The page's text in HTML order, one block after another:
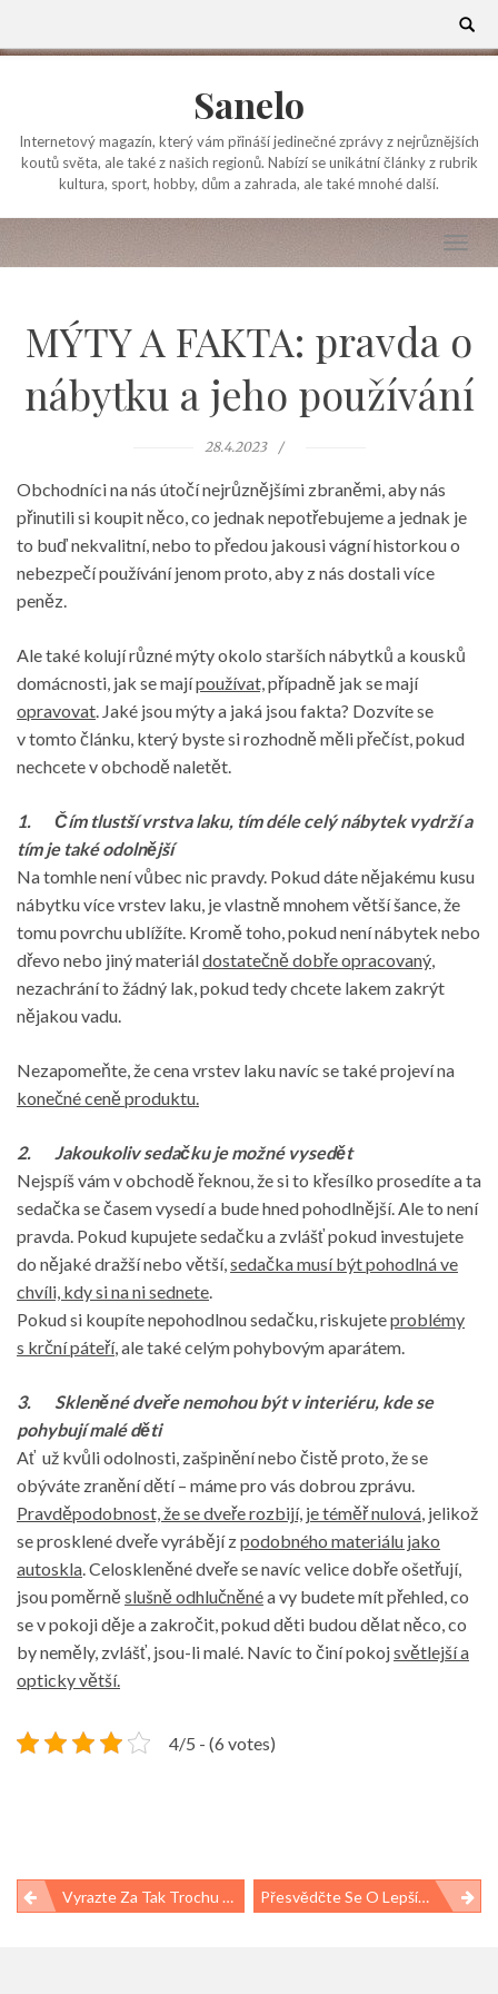
Search
Sanelo
Internetový magazín, který vám přináší jedinečné zprávy z nejrůznějších
koutů světa, ale také z našich regionů. Nabízí se unikátní články z rubrik
kultura, sport, hobby, dům a zahrada, ale také mnohé další.
MÝTY A FAKTA: pravda o
nábytku a jeho používání
28.4.2023
Obchodníci na nás útočí nejrůznějšími zbraněmi, aby nás
přinutili si koupit něco, co jednak nepotřebujeme a jednak je
to buď nekvalitní, nebo to předou jakousi vágní historkou o
nebezpečí používání jenom proto, aby z nás dostali více
peněz.
Ale také kolují různé mýty okolo starších nábytků a kousků
domácnosti, jak se majípoužívat, případně jak se mají
opravovat . Jaké jsou mýty a jaká jsou fakta? Dozvíte se
v tomto článku, který byste si rozhodně měli přečíst, pokud
nechcete v obchodě naletět.
1. Čím tlustší vrstva laku, tím déle celý nábytek vydrží a
tím je také odolnější
Na tomhle není vůbec nic pravdy. Pokud dáte nějakému kusu
nábytku více vrstev laku, je vlastně mnohem větší šance, že
tomu povrchu ublížíte. Kromě toho, pokud není nábytek nebo
dřevo nebo jiný materiáldostatečně dobře opracovaný
nezachrání to žádný lak, pokud tedy chcete lakem zakrýt
nějakou vadu.
Nezapomeňte, že cena vrstev laku navíc se také projeví na
konečné ceně produktu.
2.
Jakoukoliv sedačku je možné vysedět
Nejspíš vám v obchodě řeknou, že si to křesílko prosedíte a ta
sedačka se časem vysedí a bude hned pohodlnější. Ale to není
pravda. Pokud kupujete sedačku a zvlášť pokud investujete
do nějaké dražší nebo větší, sedačka musí být pohodlná ve
chvíli, kdy si na ni sednete
Pokud si koupíte nepohodlnou sedačku, riskujeteproblémy
s krční páteří, ale také celým pohybovým aparátem.
3. Skleněné dveře nemohou být v interiéru, kde se
pohybují malé děti
Ať už kvůli odolnosti, zašpinění nebo čistě proto, že se
obýváte zranění dětí – máme pro vás dobrou zprávu.
Pravděpodobnost, že se dveře rozbijí, je téměř nulová , jelikož
se prosklené dveře vyrábějí zpodobného materiálu jako
autoskla . Celoskleněné dveře se navíc velice dobře ošetřují,
jsou poměrněslušně odhlučněnéa vy budete mít přehled, co
se v pokoji děje a zakročit, pokud děti budou dělat něco, co
by neměly, zvlášť, jsou-li malé. Navíc to činí pokojsvětlejší a
opticky větší.
4/5 - (6 votes)
Navigace
Vyrazte Za Tak Trochu Jinou Kulturou Přesvědčte Se O Lepších Možnostech Bydlení